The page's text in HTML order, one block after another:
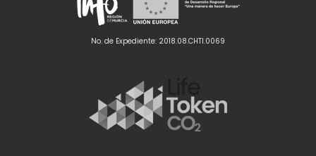
No. de Expediente: 2018.08.CHTI.0069